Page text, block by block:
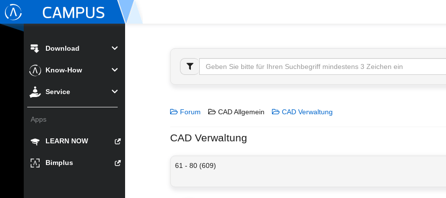
Download
Know-How
Service
Apps
LEARN NOW
Bimplus
Forum CAD Allgemein CAD Verwaltung
CAD Verwaltung
61 - 80 (609)